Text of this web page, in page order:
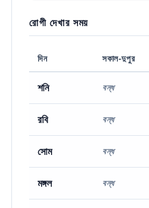
রোগী দেখার সময়
দিন সকাল-দুপুর
শনি বন্ধ
রবি বন্ধ
সোম বন্ধ
মঙ্গল বন্ধ